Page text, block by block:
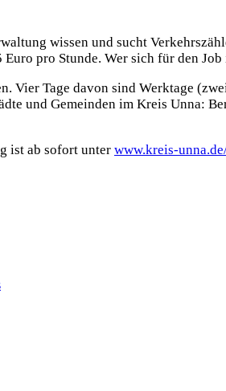
wissen und sucht
pro Stunde. Wer sich für den
Vier Tage davon sind Werktage
und Gemeinden im Kreis Unna:
ist ab sofort unter www.kreis-